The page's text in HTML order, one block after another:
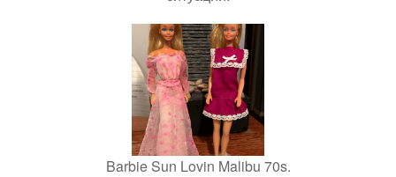
Barbie Sun Lovin Malibu 70s.